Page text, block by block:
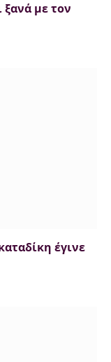
με τον
έγινε